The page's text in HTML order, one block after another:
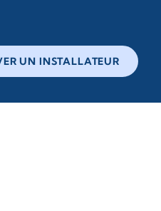
UN INSTALLATEUR